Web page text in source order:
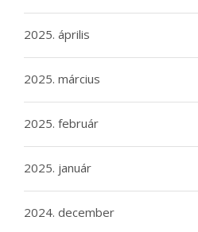
2025. április
2025. március
2025. február
2025. január
2024. december